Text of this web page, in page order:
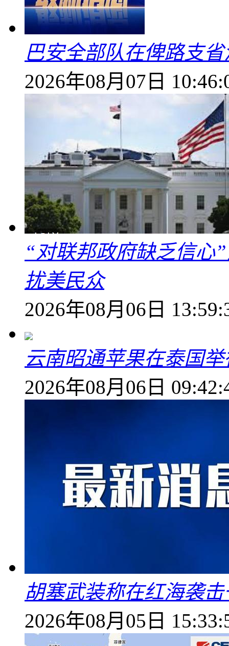
巴安全部队在俾路支
2026年08月07日
“对联邦政府缺乏信心
扰美民众
2026年08月06日
云南昭通苹果在泰国
2026年08月06日
胡塞武装称在红海袭
2026年08月05日